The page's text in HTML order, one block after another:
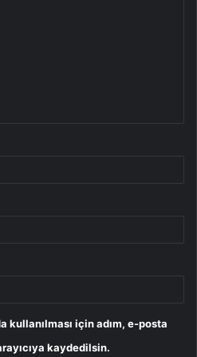
kullanılması için adım, e-posta
kaydedilsin.